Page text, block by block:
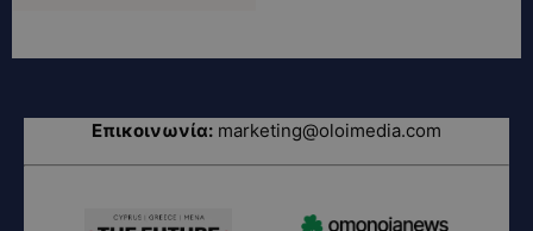
Επικοινωνία: marketing@oloimedia.com